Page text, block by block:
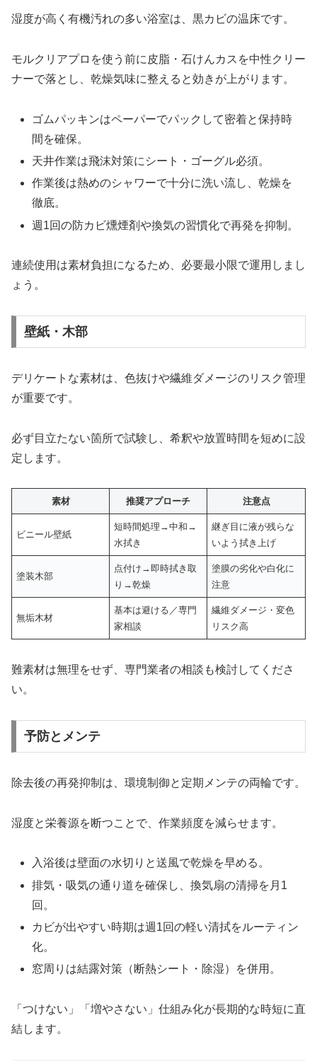
湿度が高く有機汚れの多い浴室は、黒カビの温床です。
モルクリアプロを使う前に皮脂・石けんカスを中性クリー
ナーで落とし、乾燥気味に整えると効きが上がります。
ゴムパッキンはペーパーでパックして密着と保持時
間を確保。
天井作業は飛沫対策にシート・ゴーグル必須。
作業後は熱めのシャワーで十分に洗い流し、乾燥を
徹底。
週1回の防カビ燻煙剤や換気の習慣化で再発を抑制。
連続使用は素材負担になるため、必要最小限で運用しまし
ょう。
壁紙・木部
デリケートな素材は、色抜けや繊維ダメージのリスク管理
が重要です。
必ず目立たない箇所で試験し、希釈や放置時間を短めに設
定します。
素材 推奨アプローチ 注意点
ビニール壁紙
短時間処理→中和→
水拭き
継ぎ目に液が残らな
いよう拭き上げ
塗装木部
点付け→即時拭き取
り→乾燥
塗膜の劣化や白化に
注意
無垢木材
基本は避ける／専門
家相談
繊維ダメージ・変色
リスク高
難素材は無理をせず、専門業者の相談も検討してくださ
い。
予防とメンテ
除去後の再発抑制は、環境制御と定期メンテの両輪です。
湿度と栄養源を断つことで、作業頻度を減らせます。
入浴後は壁面の水切りと送風で乾燥を早める。
排気・吸気の通り道を確保し、換気扇の清掃を月1
回。
カビが出やすい時期は週1回の軽い清拭をルーティン
化。
窓周りは結露対策（断熱シート・除湿）を併用。
「つけない」「増やさない」仕組み化が長期的な時短に直
結します。